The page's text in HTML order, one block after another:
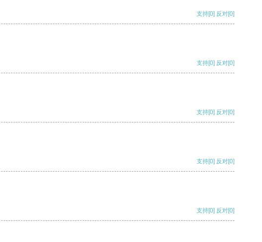
支持[0] 反对[0]
支持[0] 反对[0]
支持[0] 反对[0]
支持[0] 反对[0]
支持[0] 反对[0]